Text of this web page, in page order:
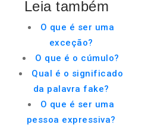
Leia também
O que é ser uma
exceção?
O que é o cúmulo?
Qual é o significado
da palavra fake?
O que é ser uma
pessoa expressiva?